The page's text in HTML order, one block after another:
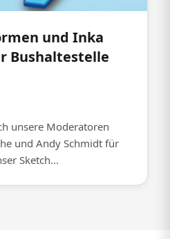
und Inka
Bushaltestelle
unsere Moderatoren
und Andy Schmidt für
Sketch...